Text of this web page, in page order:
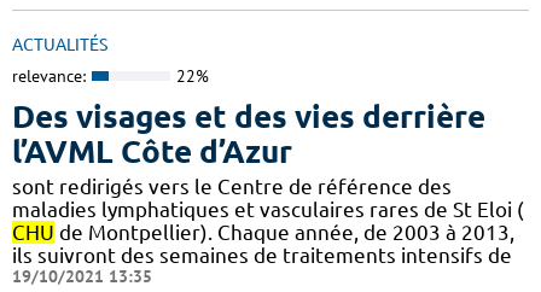
ACTUALITÉS
relevance: 22%
Des visages et des vies derrière
l’AVML Côte d’Azur
sont redirigés vers le Centre de référence des
maladies lymphatiques et vasculaires rares de St Eloi (
CHU de Montpellier). Chaque année, de 2003 à 2013,
ils suivront des semaines de traitements intensifs de
19/10/2021 13:35